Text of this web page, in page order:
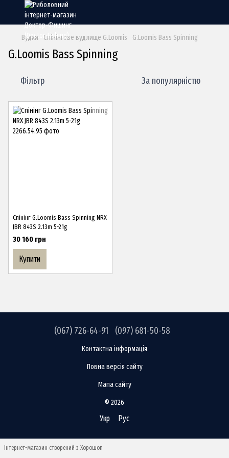
Вудки Спінінгове вудлище G.Loomis G.Loomis Bass Spinning
G.Loomis Bass Spinning
Фільтр За популярністю
Спінінг G.Loomis Bass Spinning NRX
JBR 843S 2.13m 5-21g
30 160 грн
Купити
(067) 726-64-91 (097) 681-50-58
Контактна інформація
Повна версія сайту
Мапа сайту
© 2026
Укр Рус
Інтернет-магазин створений з Хорошоп